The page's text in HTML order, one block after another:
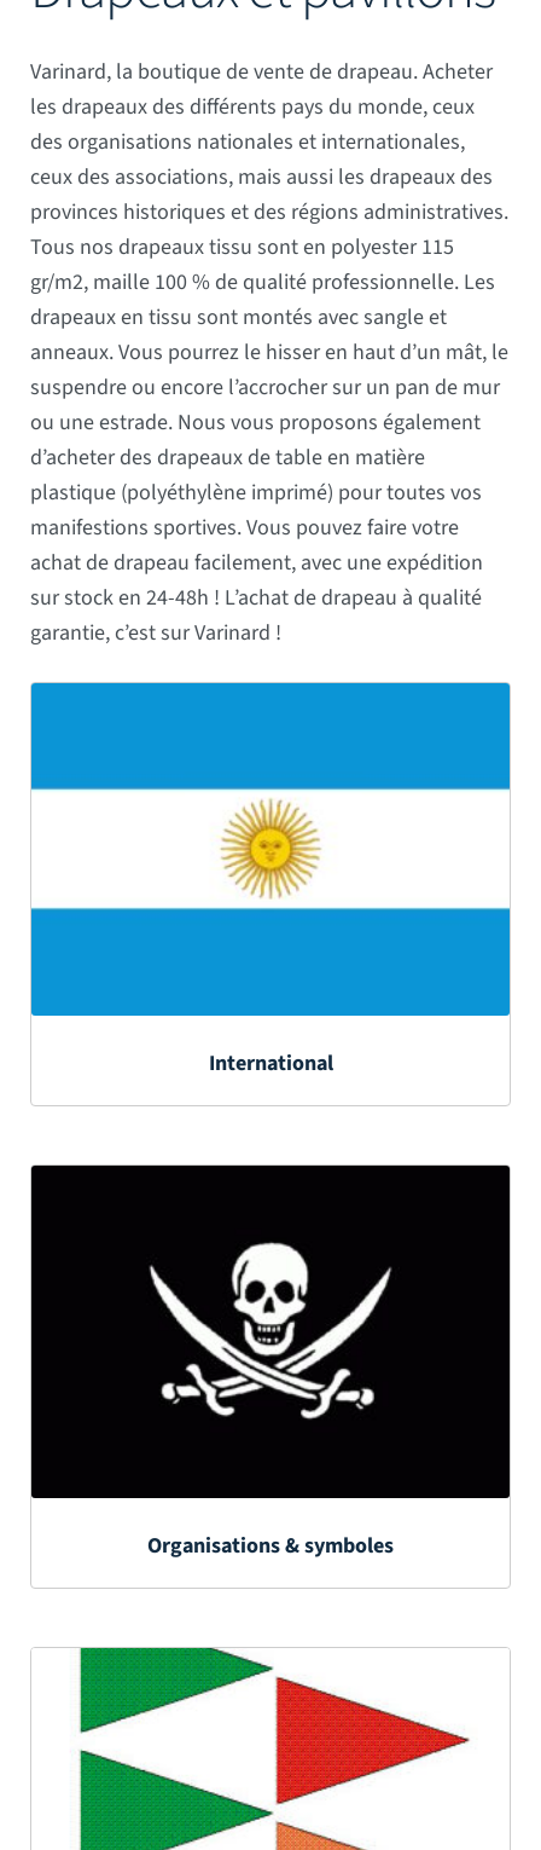
Varinard, la boutique de vente de drapeau. Acheter
les drapeaux des différents pays du monde, ceux
des organisations nationales et internationales,
ceux des associations, mais aussi les drapeaux des
provinces historiques et des régions administratives.
Tous nos drapeaux tissu sont en polyester 115
gr/m2, maille 100 % de qualité professionnelle. Les
drapeaux en tissu sont montés avec sangle et
anneaux. Vous pourrez le hisser en haut d’un mât, le
suspendre ou encore l’accrocher sur un pan de mur
ou une estrade. Nous vous proposons également
d’acheter des drapeaux de table en matière
plastique (polyéthylène imprimé) pour toutes vos
manifestions sportives. Vous pouvez faire votre
achat de drapeau facilement, avec une expédition
sur stock en 24-48h ! L’achat de drapeau à qualité
garantie, c’est sur Varinard !
International
Organisations & symboles